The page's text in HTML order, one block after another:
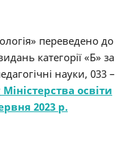
переведено до
категорії «Б» за
науки, 033 –
освіти
2023 р.